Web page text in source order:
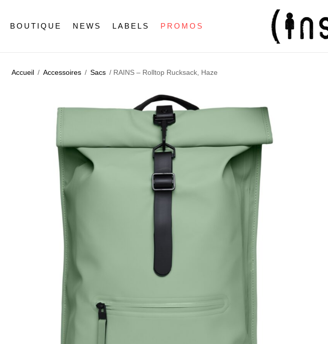
BOUTIQUE NEWS LABELS PROMOS
Accueil / Accessoires / Sacs / RAINS – Rolltop Rucksack, Haze